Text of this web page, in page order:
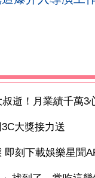
逝！月業績千萬3
大獎接力送
即刻下載娛樂星聞